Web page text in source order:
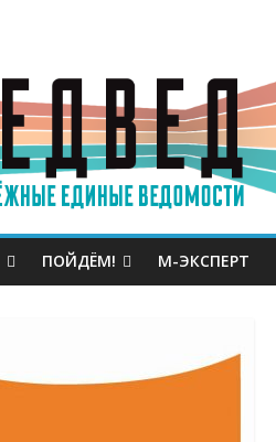
ПОЙДЁМ! М-ЭКСПЕРТ